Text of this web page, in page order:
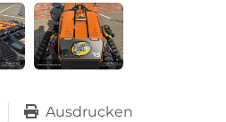
Ausdrucken